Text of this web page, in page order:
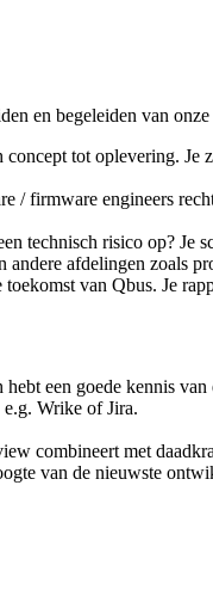
en begeleiden van
tot oplevering. Je
/ firmware engineers
technisch risico op? Je
andere afdelingen zoals
toekomst van Qbus. Je
een goede kennis
Wrike of Jira.
combineert met
van de nieuwste